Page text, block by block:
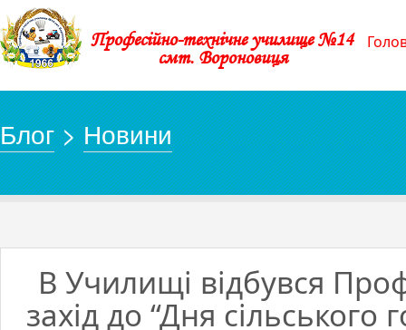
Професійно-технічне училище №14
смт. Вороновиця
Блог>Новини
В Училищі відбувся
захід до “Дня сільського